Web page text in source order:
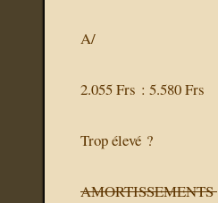
A/
2.055 Frs : 5.580 Frs
Trop élevé ?
AMORTISSEMENTS